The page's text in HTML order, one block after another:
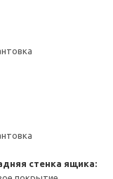
стенка ящика: